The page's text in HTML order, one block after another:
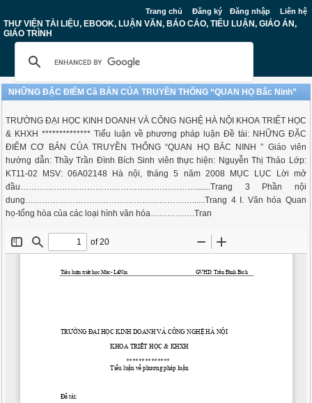
Trang chủ Đăng ký Đăng nhập Liên hệ
THƯ VIỆN TÀI LIỆU, EBOOK, LUẬN VĂN, BÁO CÁO, TIỂU LUẬN, GIÁO ÁN,
GIÁO TRÌNH
NHỮNG ĐẶC ĐIỂM Cà BẢN CỦA TRUYỀN THỐNG “QUAN HỌ Bắc Ninh”
TRƯỜNG ĐẠI HỌC KINH DOANH VÀ CÔNG NGHỆ HÀ NỘI KHOA TRIẾT HỌC
& KHXH ************** Tiểu luận về phương pháp luận Đề tài: NHỮNG ĐẶC
ĐIỂM CƠ BẢN CỦA TRUYỀN THỐNG “QUAN HỌ BẮC NINH ” Giáo viên
hướng dẫn: Thầy Trần Đình Bích Sinh viên thực hiện: Nguyễn Thị Thảo Lớp:
KT11-02 MSV: 06A02148 Hà nội, tháng 5 năm 2008 MỤC LỤC Lời mở
đầu……………………………………………………….......Trang 3 Phần nội
dung……………………………………………………......Trang 4 I. Văn hóa Quan
họ-tổng hòa của các loại hình văn hóa…………….Tran